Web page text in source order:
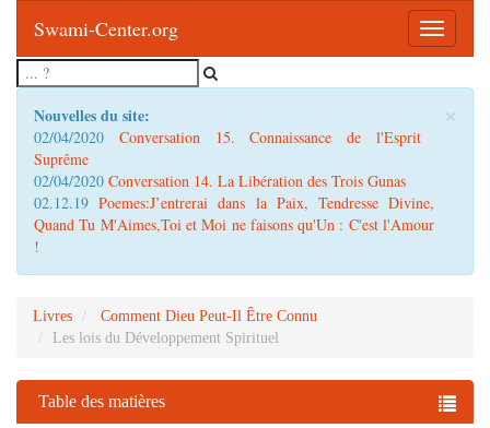
Toggle
Swami-Center.org
×
Nouvelles du site:
02/04/2020 Conversation 15. Connaissance de l'Esprit
Suprême
02/04/2020 Conversation 14. La Libération des Trois Gunas
02.12.19Poemes:J’entrerai dans la Paix, Tendresse Divine,
Quand Tu M'Aimes,Toi et Moi ne faisons qu'Un : C'est l'Amour
!
Livres
Comment Dieu Peut-Il Être Connu
Les lois du Développement Spirituel
Table des matières